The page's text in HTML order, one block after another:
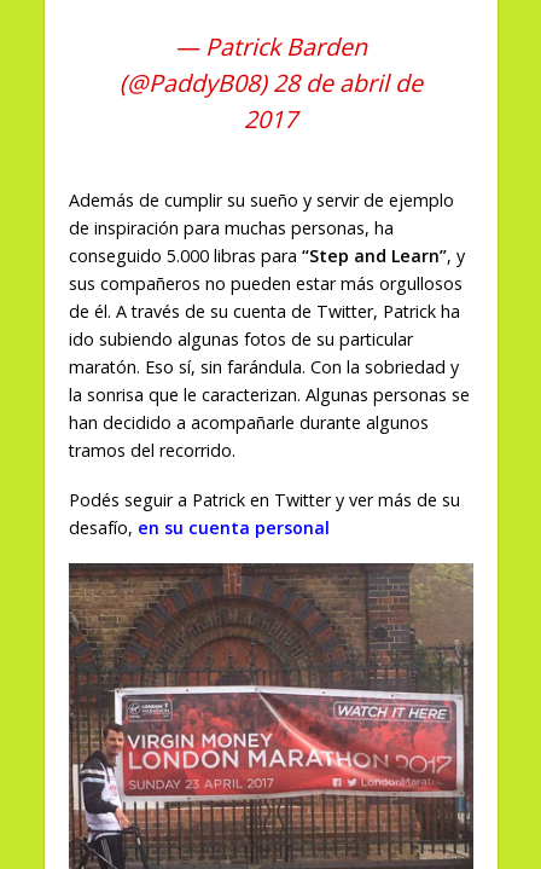
— Patrick Barden
(@PaddyB08)28 de abril de
2017
Además de cumplir su sueño y servir de ejemplo
de inspiración para muchas personas, ha
conseguido 5.000 libras para “Step and Learn”, y
sus compañeros no pueden estar más orgullosos
de él. A través de su cuenta de Twitter, Patrick ha
ido subiendo algunas fotos de su particular
maratón. Eso sí, sin farándula. Con la sobriedad y
la sonrisa que le caracterizan. Algunas personas se
han decidido a acompañarle durante algunos
tramos del recorrido.
Podés seguir a Patrick en Twitter y ver más de su
desafío, en su cuenta personal